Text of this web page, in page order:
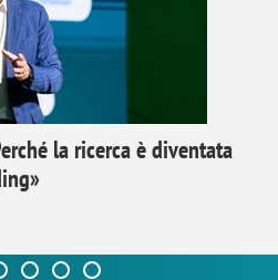
la ricerca è diventata